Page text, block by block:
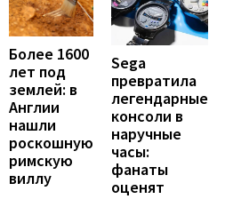
Более 1600
лет под
землей: в
Англии
нашли
роскошную
римскую
виллу
Sega
превратила
легендарные
консоли в
наручные
часы:
фанаты
оценят